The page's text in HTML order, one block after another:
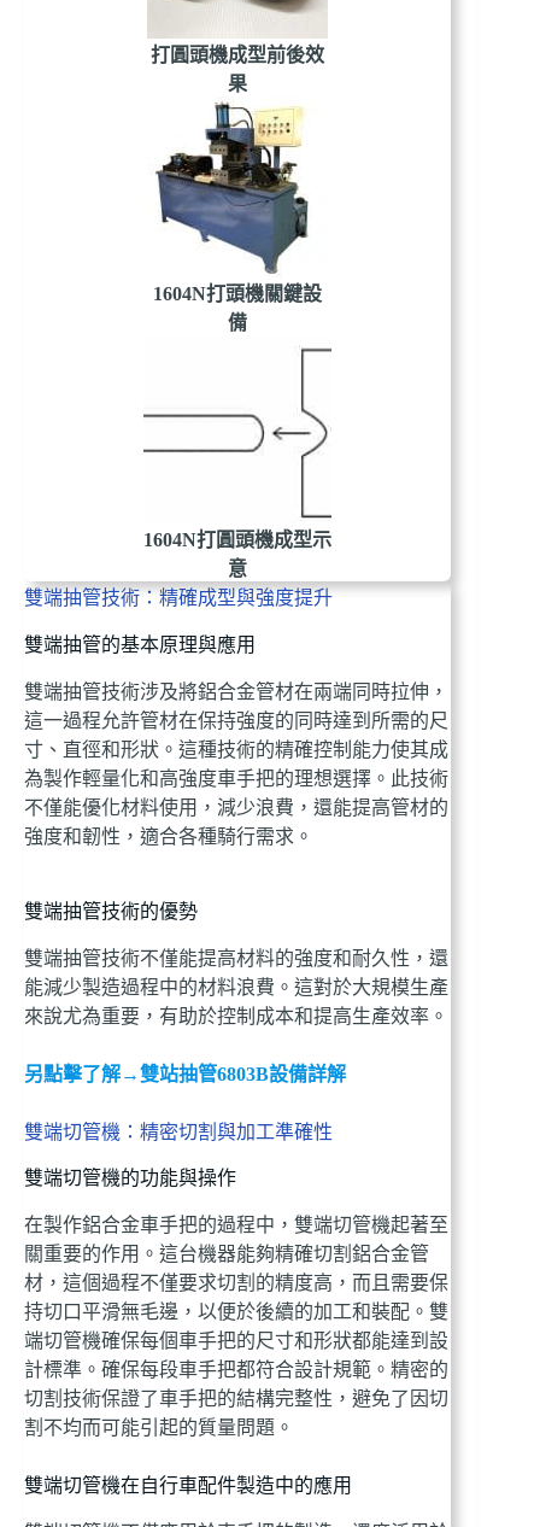
打圓頭機成型前後效
果
1604N打頭機關鍵設
備
1604N打圓頭機成型示
意
雙端抽管技術：精確成型與強度提升
雙端抽管的基本原理與應用
雙端抽管技術涉及將鋁合金管材在兩端同時拉伸，
這一過程允許管材在保持強度的同時達到所需的尺
寸、直徑和形狀。這種技術的精確控制能力使其成
為製作輕量化和高強度車手把的理想選擇。此技術
不僅能優化材料使用，減少浪費，還能提高管材的
強度和韌性，適合各種騎行需求。
雙端抽管技術的優勢
雙端抽管技術不僅能提高材料的強度和耐久性，還
能減少製造過程中的材料浪費。這對於大規模生產
來說尤為重要，有助於控制成本和提高生產效率。
另點擊了解→雙站抽管6803B設備詳解
雙端切管機：精密切割與加工準確性
雙端切管機的功能與操作
在製作鋁合金車手把的過程中，雙端切管機起著至
關重要的作用。這台機器能夠精確切割鋁合金管
材，這個過程不僅要求切割的精度高，而且需要保
持切口平滑無毛邊，以便於後續的加工和裝配。雙
端切管機確保每個車手把的尺寸和形狀都能達到設
計標準。確保每段車手把都符合設計規範。精密的
切割技術保證了車手把的結構完整性，避免了因切
割不均而可能引起的質量問題。
雙端切管機在自行車配件製造中的應用